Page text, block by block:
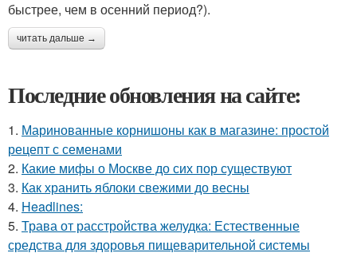
быстрее, чем в осенний период?).
читать дальше →
Последние обновления на сайте:
1. Маринованные корнишоны как в магазине: простой
рецепт с семенами
2. Какие мифы о Москве до сих пор существуют
3. Как хранить яблоки свежими до весны
4. Headlines:
5. Трава от расстройства желудка: Естественные
средства для здоровья пищеварительной системы